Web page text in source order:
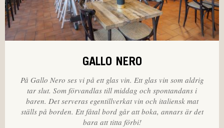
GALLO NERO
På Gallo Nero ses vi på ett glas vin. Ett glas vin som aldrig
tar slut. Som förvandlas till middag och spontandans i
baren. Det serveras egentillverkat vin och italiensk mat
ställs på borden. Ett fåtal bord går att boka, annars är det
bara att titta förbi!